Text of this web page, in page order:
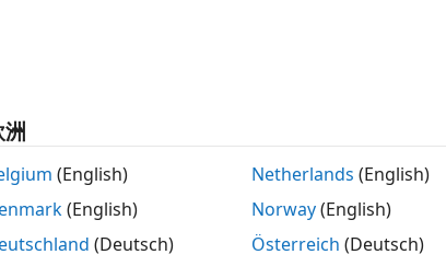
MATLAB AI 与统计
(English)
(English)
(Deutsch)
Netherlands (English)
Norway(English)
Österreich (Deutsch)